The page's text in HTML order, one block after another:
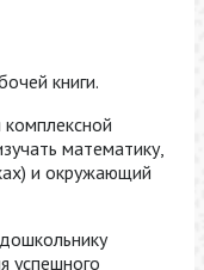
книги.
математику,
и окружающий
успешного